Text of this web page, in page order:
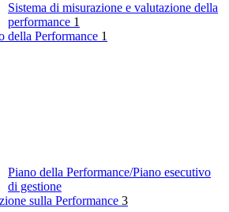
Sistema di misurazione e valutazione della
performance 1
della Performance 1
Piano della Performance/Piano esecutivo
di gestione
sulla Performance 3